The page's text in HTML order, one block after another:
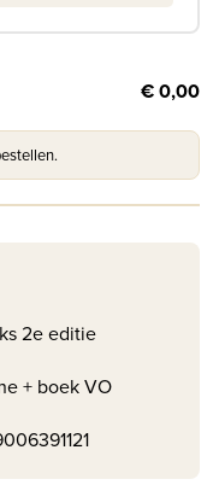
€ 0,00
2e editie
+ boek VO